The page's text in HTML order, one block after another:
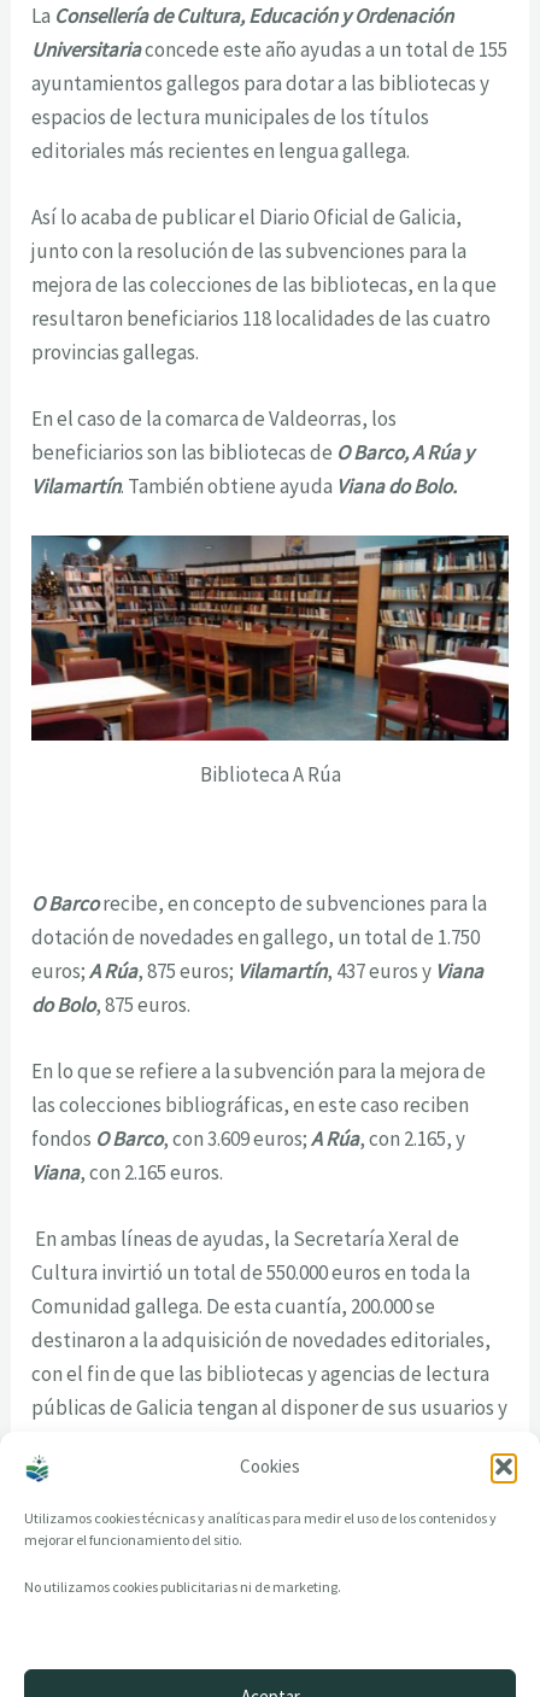
Cookies
Utilizamos cookies técnicas y analíticas para medir el uso de los contenidos y
mejorar el funcionamiento del sitio.
No utilizamos cookies publicitarias ni de marketing.
La Consellería de Cultura, Educación y Ordenación
Universitariaconcede este año ayudas a un total de 155
ayuntamientos gallegos para dotar a las bibliotecas y
espacios de lectura municipales de los títulos
editoriales más recientes en lengua gallega.
Así lo acaba de publicar el Diario Oficial de Galicia,
junto con la resolución de las subvenciones para la
mejora de las colecciones de las bibliotecas, en la que
resultaron beneficiarios 118 localidades de las cuatro
provincias gallegas.
En el caso de la comarca de Valdeorras, los
beneficiarios son las bibliotecas de O Barco, A Rúa y
Vilamartín. También obtiene ayuda Viana do Bolo.
Biblioteca A Rúa
O Barcorecibe, en concepto de subvenciones para la
dotación de novedades en gallego, un total de 1.750
euros;A Rúa, 875 euros; Vilamartín, 437 euros y Viana
do Bolo, 875 euros.
En lo que se refiere a la subvención para la mejora de
las colecciones bibliográficas, en este caso reciben
fondos O Barco, con 3.609 euros;A Rúa, con 2.165, y
Viana, con 2.165 euros.
En ambas líneas de ayudas, la Secretaría Xeral de
Cultura invirtió un total de 550.000 euros en toda la
Comunidad gallega. De esta cuantía, 200.000 se
destinaron a la adquisición de novedades editoriales,
con el fin de que las bibliotecas y agencias de lectura
públicas de Galicia tengan al disponer de sus usuarios y
en el momento de su entrada en el mercado.